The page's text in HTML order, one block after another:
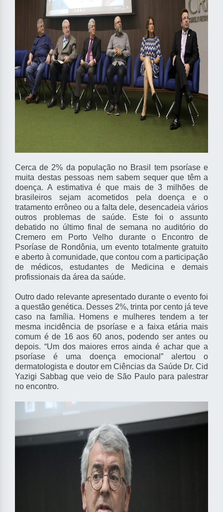
Cerca de 2% da população no Brasil tem psoríase e
muita destas pessoas nem sabem sequer que têm a
doença. A estimativa é que mais de 3 milhões de
brasileiros sejam acometidos pela doença e o
tratamento errôneo ou a falta dele, desencadeia vários
outros problemas de saúde. Este foi o assunto
debatido no último final de semana no auditório do
Cremero em Porto Velho durante o Encontro de
Psoríase de Rondônia, um evento totalmente gratuito
e aberto à comunidade, que contou com a participação
de médicos, estudantes de Medicina e demais
profissionais da área da saúde.
Outro dado relevante apresentado durante o evento foi
a questão genética. Desses 2%, trinta por cento já teve
caso na família. Homens e mulheres tendem a ter
mesma incidência de psoríase e a faixa etária mais
comum é de 16 aos 60 anos, podendo ser antes ou
depois. “Um dos maiores erros ainda é achar que a
psoríase é uma doença emocional” alertou o
dermatologista e doutor em Ciências da Saúde Dr. Cid
Yazigi Sabbag que veio de São Paulo para palestrar
no encontro.